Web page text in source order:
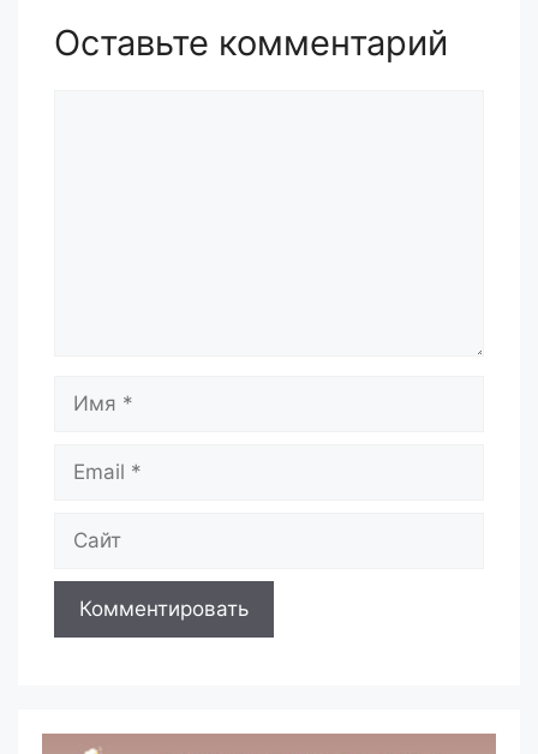
Оставьте комментарий